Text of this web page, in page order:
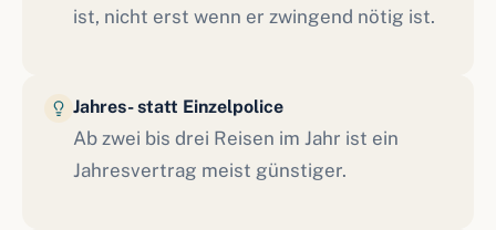
ist, nicht erst wenn er zwingend nötig ist.
Jahres- statt Einzelpolice
Ab zwei bis drei Reisen im Jahr ist ein
Jahresvertrag meist günstiger.